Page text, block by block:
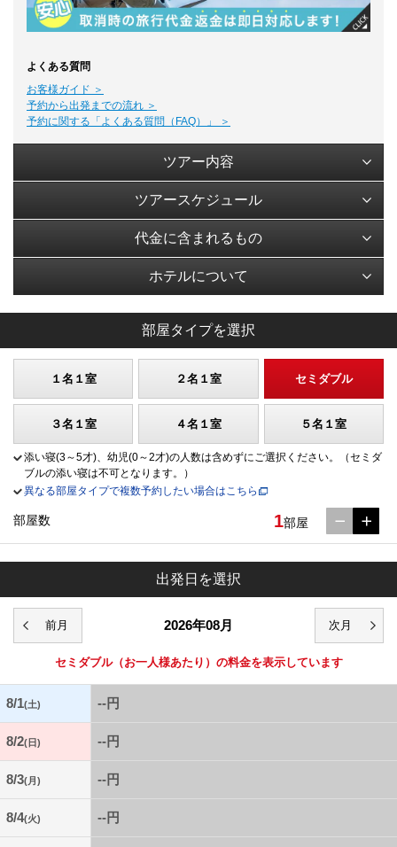
よくある質問
お客様ガイド ＞
予約から出発までの流れ ＞
予約に関する「よくある質問（FAQ）」 ＞
ツアー内容
ツアースケジュール
代金に含まれるもの
ホテルについて
部屋タイプを選択
１名１室 ２名１室 セミダブル
３名１室 ４名１室 ５名１室
添い寝(3～5才)、幼児(0～2才)の人数は含めずにご選択ください。（セミダ
ブルの添い寝は不可となります。）
異なる部屋タイプで複数予約したい場合はこちら
部屋数 1部屋
出発日を選択
2026年08月
セミダブル（お一人様あたり）の料金を表示しています
8/1(土) --円
8/2(日) --円
8/3(月) --円
8/4(火) --円